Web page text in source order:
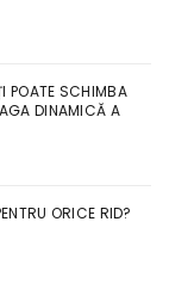
POATE SCHIMBA
DINAMICĂ A
ORICE RID?